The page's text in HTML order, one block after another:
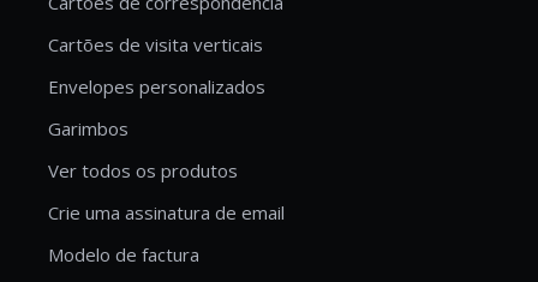
Cartões de visita verticais
Envelopes personalizados
Garimbos
Ver todos os produtos
Crie uma assinatura de email
Modelo de factura